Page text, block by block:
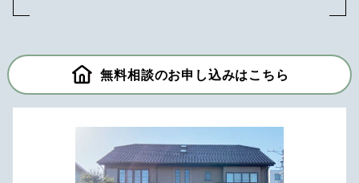
無料相談のお申し込みはこちら